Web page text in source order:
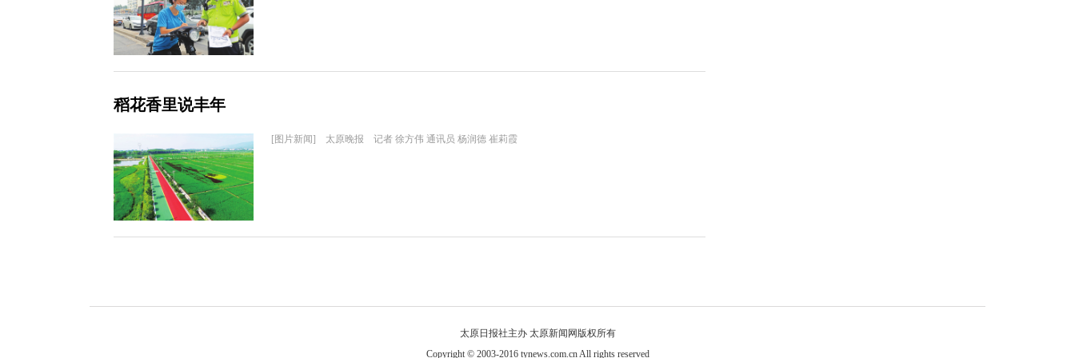
稻花香里说丰年
[图片新闻] 太原晚报 记者 徐方伟 通讯员 杨润德 崔莉霞
太原日报社主办 太原新闻网版权所有
Copyright © 2003-2016 tynews.com.cn All rights reserved